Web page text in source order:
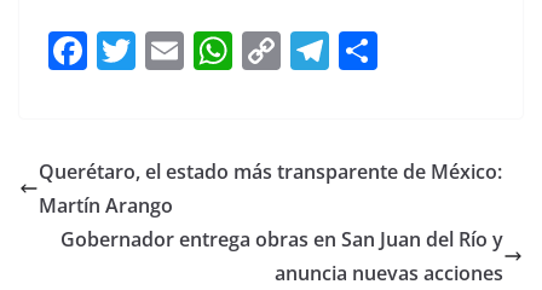
F
e
b
o
T
er
E
l
W
s
p
C
y
n
T
gr
m
e
Querétaro, el estado más transparente de México:
Martín Arango
Gobernador entrega obras en San Juan del Río y
anuncia nuevas acciones